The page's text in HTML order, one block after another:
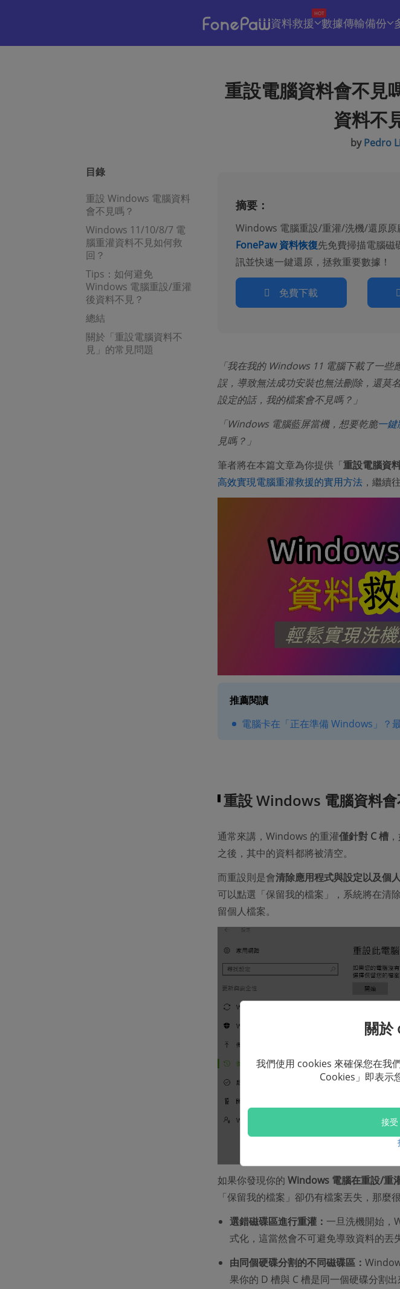
資料救援
HOT
數據傳輸備份
重設電腦資料會不見
資料不
byPedro
目錄
重設 Windows 電腦資料
會不見嗎？
Windows 11/10/8/7 電
腦重灌資料不見如何救
回？
Tips：如何避免
Windows 電腦重設/重灌
後資料不見？
總結
關於「重設電腦資料不
見」的常見問題
摘要：
Windows 電腦重設/重灌/洗機/還原原
FonePaw 資料恢復先免費掃描電腦磁
訊並快速一鍵還原，拯救重要數據！
免費下載
「我在我的 Windows 11 電腦下載了一
誤，導致無法成功安裝也無法刪除，還莫
設定的話，我的檔案會不見嗎？」
「Windows 電腦藍屏當機，想要乾脆一鍵
見嗎？」
筆者將在本篇文章為你提供「重設電腦資
高效實現電腦重灌救援的實用方法，繼續
推薦閱讀
電腦卡在「正在準備 Windows」？
重設 Windows 電腦資料會
通常來講，Windows 的重灌僅針對 C 槽
之後，其中的資料都將被清空。
而重設則是會清除應用程式與設定以及個
可以點選「保留我的檔案」，系統將在清
留個人檔案。
如果你發現你的 Windows 電腦在重設/重
「保留我的檔案」卻仍有檔案丟失，那麼
選錯磁碟區進行重灌： 一旦洗機開始，
式化，這當然會不可避免導致資料的丟失
由同個硬碟分割的不同磁碟區：
果你的 D 槽與 C 槽是同一個硬碟分割
關於
我們使用 cookies 來確保您在我
Cookies」即表示
接